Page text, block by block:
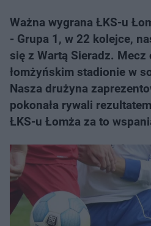
Ważna wygrana ŁKS-u
- Grupa 1, w 22 kolejce,
się z Wartą Sieradz. Mecz
łomżyńskim stadionie w
Nasza drużyna
pokonała rywali
ŁKS-u Łomża za to